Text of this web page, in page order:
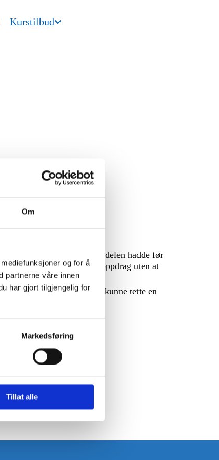
Om
og for å
partnerne våre innen
har gjort tilgjengelig for
Markedsføring
Tillat alle
Kurstilbud
brannmotstand bygningsdelen hadde før
etter seg på serviceoppdrag uten at
og løsninger for å kunne tette en